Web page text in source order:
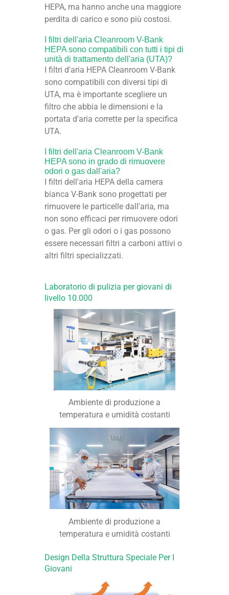
HEPA, ma hanno anche una maggiore
perdita di carico e sono più costosi.
I filtri dell'aria Cleanroom V-Bank
HEPA sono compatibili con tutti i tipi di
unità di trattamento dell'aria (UTA)?
I filtri d'aria HEPA Cleanroom V-Bank
sono compatibili con diversi tipi di
UTA, ma è importante scegliere un
filtro che abbia le dimensioni e la
portata d'aria corrette per la specifica
UTA.
I filtri dell'aria Cleanroom V-Bank
HEPA sono in grado di rimuovere
odori o gas dall'aria?
I filtri dell'aria HEPA della camera
bianca V-Bank sono progettati per
rimuovere le particelle dall'aria, ma
non sono efficaci per rimuovere odori
o gas. Per gli odori o i gas possono
essere necessari filtri a carboni attivi o
altri filtri specializzati.
Laboratorio di pulizia per giovani di
livello 10.000
Ambiente di produzione a
temperatura e umidità costanti
Ambiente di produzione a
temperatura e umidità costanti
Design Della Struttura Speciale Per I
Giovani